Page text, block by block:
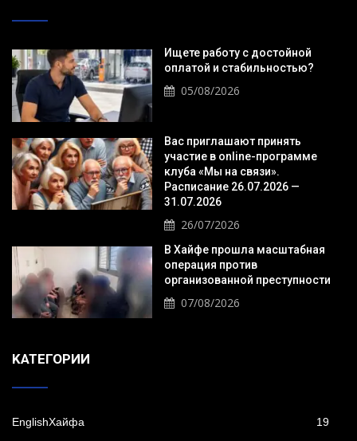
Ищете работу с достойной
оплатой и стабильностью?
05/08/2026
Вас приглашают принять
участие в online-программе
клуба «Мы на связи».
Расписание 26.07.2026 —
31.07.2026
26/07/2026
В Хайфе прошла масштабная
операция против
организованной преступности
07/08/2026
KАТЕГОРИИ
EnglishХайфа 19